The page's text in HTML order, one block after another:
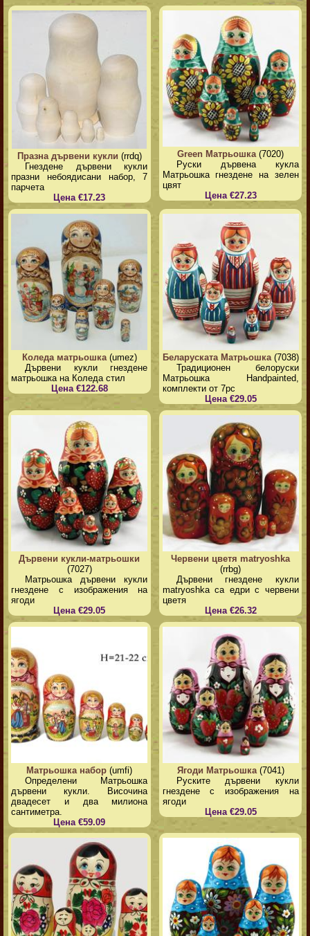
Празна дървени кукли (rrdq)
Гнездене дървени кукли
празни небоядисани набор, 7
парчета
Цена €17.23
Green Матрьошка(7020)
Руски дървена кукла
Матрьошка гнездене на зелен
цвят
Цена €27.23
Коледа матрьошка(umez)
Дървени кукли гнездене
матрьошка на Коледа стил
Цена €122.68
Беларуската Матрьошка(7038)
Традиционен белоруски
Матрьошка Handpainted,
комплекти от 7pc
Цена €29.05
Дървени кукли-матрьошки
(7027)
Матрьошка дървени кукли
гнездене с изображения на
ягоди
Цена €29.05
Червени цветя matryoshka
(rrbg)
Дървени гнездене кукли
matryoshka са едри с червени
цветя
Цена €26.32
Матрьошка набор (umfi)
Определени Матрьошка
дървени кукли. Височина
двадесет и два милиона
сантиметра.
Цена €59.09
Ягоди Матрьошка(7041)
Руските дървени кукли
гнездене с изображения на
ягоди
Цена €29.05